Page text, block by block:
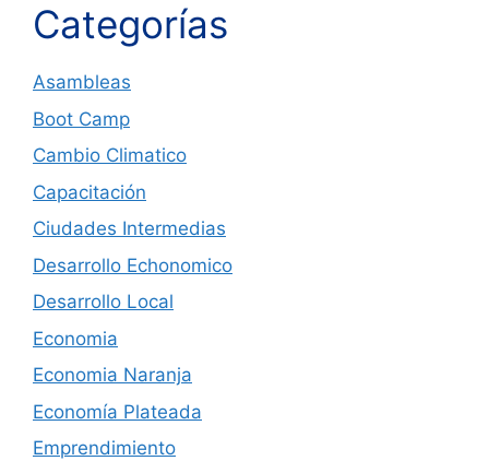
Categorías
Asambleas
Boot Camp
Cambio Climatico
Capacitación
Ciudades Intermedias
Desarrollo Echonomico
Desarrollo Local
Economia
Economia Naranja
Economía Plateada
Emprendimiento